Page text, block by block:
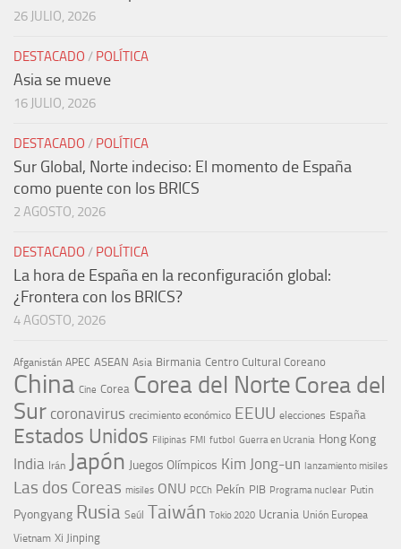
26 JULIO, 2026
DESTACADO / POLÍTICA
Asia se mueve
16 JULIO, 2026
DESTACADO / POLÍTICA
Sur Global, Norte indeciso: El momento de España
como puente con los BRICS
2 AGOSTO, 2026
DESTACADO / POLÍTICA
La hora de España en la reconfiguración global:
¿Frontera con los BRICS?
4 AGOSTO, 2026
Afganistán APEC ASEAN Asia Birmania Centro Cultural Coreano
China Cine Corea Corea del NorteCorea del
Sur coronavirus crecimiento económico EEUU elecciones España
Estados Unidos Filipinas FMI futbol Guerra en Ucrania Hong Kong
India Irán Japón Juegos Olímpicos Kim Jong-un lanzamiento misiles
Las dos Coreas misiles ONU PCCh Pekín PIB Programa nuclear Putin
Pyongyang Rusia Seúl Taiwán Tokio 2020 Ucrania Unión Europea
Vietnam Xi Jinping